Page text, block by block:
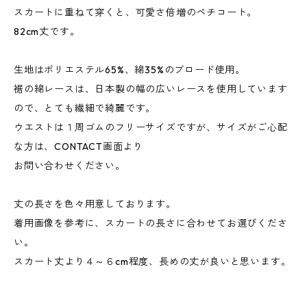
スカートに重ねて穿くと、可愛さ倍増のペチコート。
82cm丈です。
生地はポリエステル65%、綿35%のブロード使用。
裾の綿レースは、日本製の幅の広いレースを使用しています
ので、とても繊細で綺麗です。
ウエストは１周ゴムのフリーサイズですが、サイズがご心配
な方は、CONTACT画面より
お問い合わせください。
丈の長さを色々用意しております。
着用画像を参考に、スカートの長さに合わせてお選びくださ
い。
スカート丈より４～６cm程度、長めの丈が良いと思います。